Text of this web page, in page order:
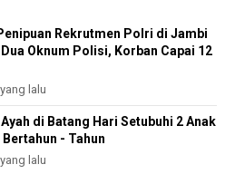
Rekrutmen Polri di Jambi
Oknum Polisi, Korban Capai 12
lalu
Ayah di Batang Hari Setubuhi 2 Anak
- Tahun
lalu